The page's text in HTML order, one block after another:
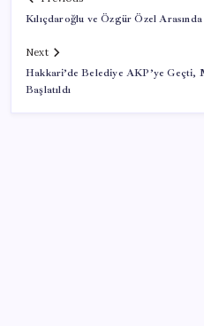
Kılıçdaroğlu ve Özgür Özel
Next
Hakkari’de Belediye AKP’ye Geçti,
Başlatıldı